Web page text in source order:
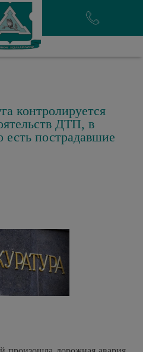
контролируется
ДТП, в
есть пострадавшие